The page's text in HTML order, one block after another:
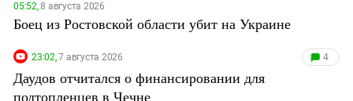
05:52,8 августа 2026
Боец из Ростовской области убит на Украине
23:02,7 августа 2026 4
Даудов отчитался о финансировании для
подтопленцев в Чечне